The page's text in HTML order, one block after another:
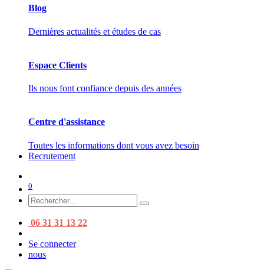
Blog
Dernières actualités et études de cas
Espace Clients
Ils nous font confiance depuis des années
Centre d'assistance
Toutes les informations dont vous avez besoin
Recrutement
0
06 31 31 13 22
Se connecter
nous